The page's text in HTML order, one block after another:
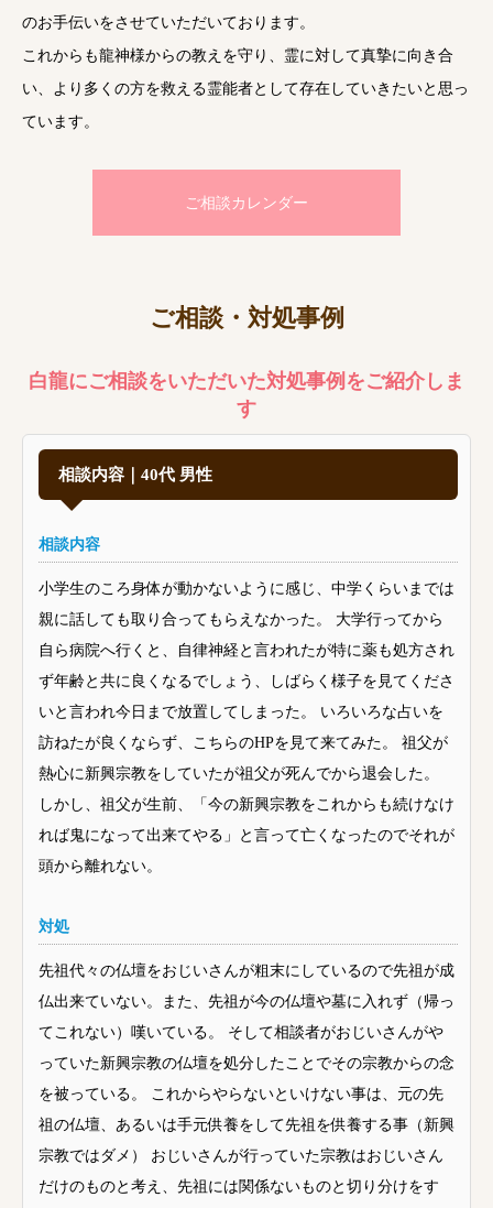
のお手伝いをさせていただいております。
これからも龍神様からの教えを守り、霊に対して真摯に向き合
い、より多くの方を救える霊能者として存在していきたいと思っ
ています。
ご相談カレンダー
ご相談・対処事例
白龍にご相談をいただいた対処事例をご紹介しま
す
相談内容｜40代 男性
相談内容
小学生のころ身体が動かないように感じ、中学くらいまでは
親に話しても取り合ってもらえなかった。 大学行ってから
自ら病院へ行くと、自律神経と言われたが特に薬も処方され
ず年齢と共に良くなるでしょう、しばらく様子を見てくださ
いと言われ今日まで放置してしまった。 いろいろな占いを
訪ねたが良くならず、こちらのHPを見て来てみた。 祖父が
熱心に新興宗教をしていたが祖父が死んでから退会した。
しかし、祖父が生前、「今の新興宗教をこれからも続けなけ
れば鬼になって出来てやる」と言って亡くなったのでそれが
頭から離れない。
対処
先祖代々の仏壇をおじいさんが粗末にしているので先祖が成
仏出来ていない。また、先祖が今の仏壇や墓に入れず（帰っ
てこれない）嘆いている。 そして相談者がおじいさんがや
っていた新興宗教の仏壇を処分したことでその宗教からの念
を被っている。 これからやらないといけない事は、元の先
祖の仏壇、あるいは手元供養をして先祖を供養する事（新興
宗教ではダメ） おじいさんが行っていた宗教はおじいさん
だけのものと考え、先祖には関係ないものと切り分けをす